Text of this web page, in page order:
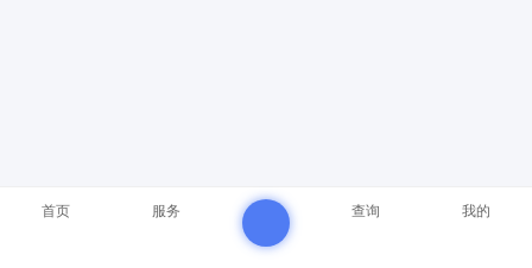
首页 服务 查询 我的